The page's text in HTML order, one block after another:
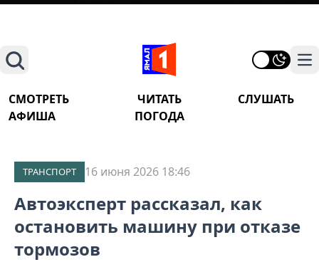
Поиск
СМОТРЕТЬ ЧИТАТЬ
СЛУШАТЬ
АФИША
ПОГОДА
ТРАНСПОРТ 16 июня 2026 18:46
Автоэксперт рассказал, как
остановить машину при отказе
тормозов